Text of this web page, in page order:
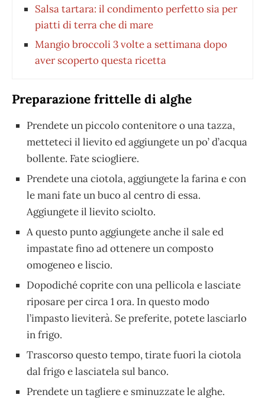
Salsa tartara: il condimento perfetto sia per
piatti di terra che di mare
Mangio broccoli 3 volte a settimana dopo
aver scoperto questa ricetta
Preparazione frittelle di alghe
Prendete un piccolo contenitore o una tazza,
metteteci il lievito ed aggiungete un po’ d’acqua
bollente. Fate sciogliere.
Prendete una ciotola, aggiungete la farina e con
le mani fate un buco al centro di essa.
Aggiungete il lievito sciolto.
A questo punto aggiungete anche il sale ed
impastate fino ad ottenere un composto
omogeneo e liscio.
Dopodiché coprite con una pellicola e lasciate
riposare per circa 1 ora. In questo modo
l’impasto lieviterà. Se preferite, potete lasciarlo
in frigo.
Trascorso questo tempo, tirate fuori la ciotola
dal frigo e lasciatela sul banco.
Prendete un tagliere e sminuzzate le alghe.